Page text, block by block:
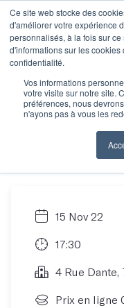
Ce site web stocke des
d'améliorer votre expérience
personnalisés, à la fois sur
d'informations sur les
confidentialité.
Vos informations
votre visite sur notre site.
préférences, nous
n'ayons pas à vous les
son
15 Nov 22
17:30
4 Rue Dante,
Prix en ligne